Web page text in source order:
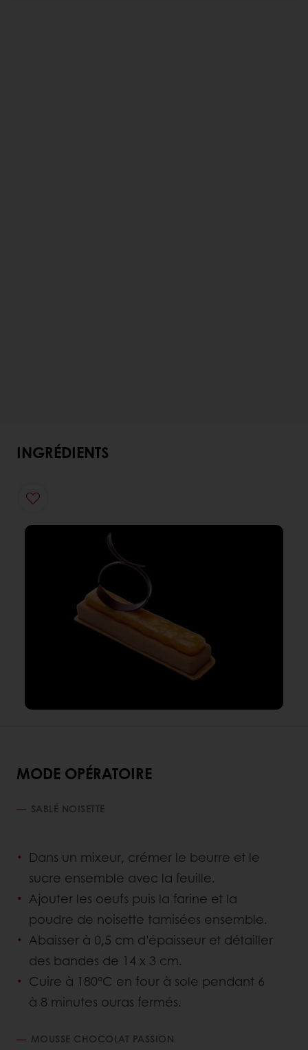
INGRÉDIENTS
MODE OPÉRATOIRE
SABLÉ NOISETTE
Dans un mixeur, crémer le beurre et le
sucre ensemble avec la feuille.
Ajouter les oeufs puis la farine et la
poudre de noisette tamisées ensemble.
Abaisser à 0,5 cm d’épaisseur et détailler
des bandes de 14 x 3 cm.
Cuire à 180°C en four à sole pendant 6
à 8 minutes ouras fermés.
MOUSSE CHOCOLAT PASSION